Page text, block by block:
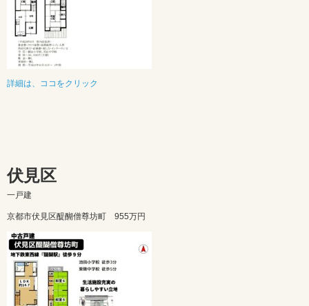
詳細は、ココをクリック
伏見区
一戸建
京都市伏見区醍醐僧尊坊町 955万円